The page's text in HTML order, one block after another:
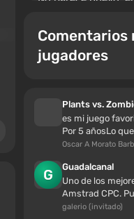
Todas las partidas guardadas del capítulo 5
(Pacifista, Jefe
9 horas
gracias por guardar
Remake del T-
nofin1337
9 horas
tcz móvil
Comentarios
jugadores
Plants vs.
es mi juego
Por 5 añosLo
que no te gustó:
Oscar A Morato
Guadalcanal
Uno de los
Amstrad CPC.
el norteamericano
galerio (invitado)